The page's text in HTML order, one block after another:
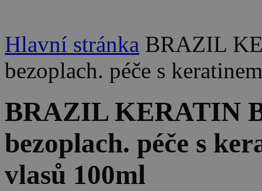
Hlavní stránka BRAZIL
bezoplach. péče s
BRAZIL KERATIN
bezoplach. péče s
vlasů 100ml